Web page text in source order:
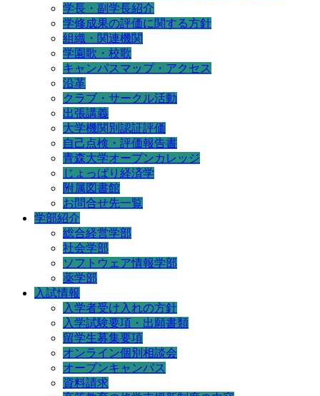
学長・副学長紹介
学修成果の評価に関する方針
組織・関連機関
学園歌・校歌
キャンパスマップ・アクセス
沿革
クラブ・サークル活動
出張講義
大学機関別認証評価
自己点検・評価報告書
青森大学オープンカレッジ
じょっぱり経済学
附属図書館
お問合せ先一覧
学部紹介
総合経営学部
社会学部
ソフトウェア情報学部
薬学部
入試情報
入学者受け入れの方針
入学試験要項・出願書類
留学生募集要項
オンライン個別相談会
オープンキャンパス
資料請求